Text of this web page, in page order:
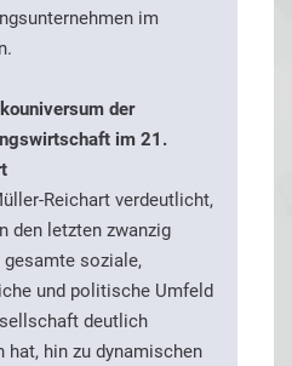
im
der
im 21.
Reichart verdeutlicht,
den letzten zwanzig
gesamte soziale,
und politische Umfeld
deutlich
hat, hin zu dynamischen